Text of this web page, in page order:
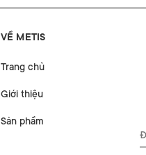
VỀ METIS
Trang chủ
Giới thiệu
Sản phẩm